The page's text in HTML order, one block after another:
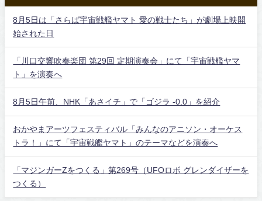
8月5日は「さらば宇宙戦艦ヤマト 愛の戦士たち」が劇場上映開
始された日
「川口交響吹奏楽団 第29回 定期演奏会」にて「宇宙戦艦ヤマ
ト」を演奏へ
8月5日午前、NHK「あさイチ」で「ゴジラ -0.0」を紹介
おかやまアーツフェスティバル「みんなのアニソン・オーケス
トラ！」にて「宇宙戦艦ヤマト」のテーマなどを演奏へ
「マジンガーZをつくる」第269号（UFOロボ グレンダイザーを
つくる）